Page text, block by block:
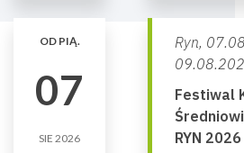
OD PIĄ.
07
SIE 2026
Ryn,
Festiwal
RYN 2026